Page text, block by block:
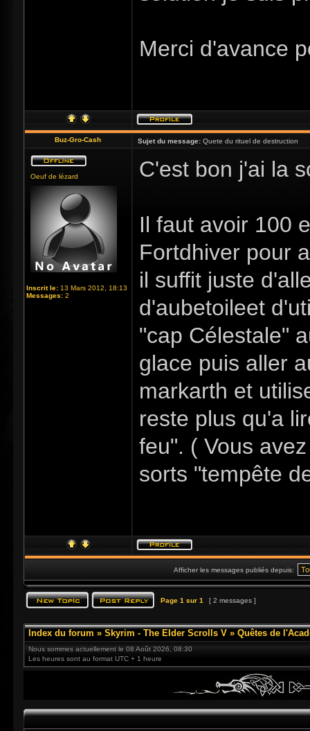
Merci d'avance
Buz-Gro-Cash Sujet du message: Quete du rituel de destruction
Oeuf de lézard
Inscrit le: 13 Mars 2012, 18:13
Messages: 2
C'est bon j'ai la
Il faut avoir 100
Fortdhiver pour
il suffit juste
d'aubetoileet
"cap Célestale"
glace puis aller
markarth et
reste plus qu'a
feu". ( Vous
sorts "tempête
Afficher les messages publiés depuis:
Page 1 sur 1 [ 2 messages ]
Index du forum » Skyrim - The Elder Scrolls V » Quêtes de
Nous sommes actuellement le 08 Août 2026, 08:30
Les heures sont au format UTC + 1 heure